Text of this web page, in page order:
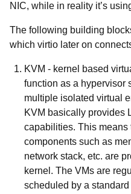
NIC, while in reality it’s
The following building
which virtio later on
KVM - kernel based
function as a hypervisor
multiple isolated virtual
KVM basically provides
capabilities. This means
components such as
network stack, etc. are
kernel. The VMs are
scheduled by a